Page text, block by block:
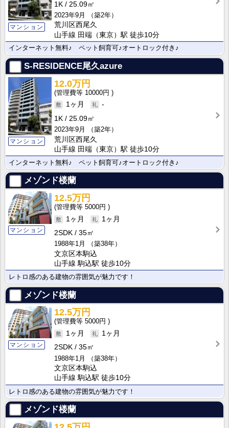
マンション
1K
25.09㎡
2023年9月
（築2年）
荒川区西尾久
山手線 田端（東京）駅 徒歩10分
インターネット無料♪ ペット飼育可♪オートロック付き♪
S-RESIDENCE尾久azure
マンション
12.0万円
10000円
1ヶ月
-
1K
25.09㎡
2023年9月
（築2年）
荒川区西尾久
山手線 田端（東京）駅 徒歩10分
インターネット無料♪ ペット飼育可♪オートロック付き♪
メゾンド楼蘭
マンション
12.5万円
5000円
1ヶ月
1ヶ月
2SDK
35㎡
1988年1月
（築38年）
文京区本駒込
山手線 駒込駅 徒歩10分
レトロ感のある建物の雰囲気が魅力です！
メゾンド楼蘭
マンション
12.5万円
5000円
1ヶ月
1ヶ月
2SDK
35㎡
1988年1月
（築38年）
文京区本駒込
山手線 駒込駅 徒歩10分
レトロ感のある建物の雰囲気が魅力です！
メゾンド楼蘭